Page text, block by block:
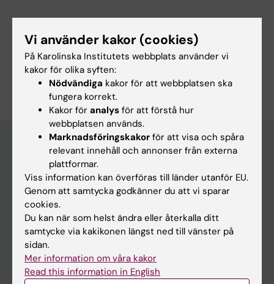
Klinisk laboratoriemedicin
Är du Karl Joel Rasmuson Ryen?
Redigera din profil
Huvudmeny
Utbildning
Forskarutbildning
Forskning
Om KI
Vi använder kakor (cookies)
På Karolinska Institutets webbplats använder vi
kakor för olika syften:
Nödvändiga kakor för att webbplatsen ska
fungera korrekt.
Kakor för analys för att förstå hur
webbplatsen används.
Marknadsföringskakor för att visa och spåra
relevant innehåll och annonser från externa
plattformar.
Viss information kan överföras till länder utanför EU.
Genom att samtycka godkänner du att vi sparar
cookies.
Du kan när som helst ändra eller återkalla ditt
samtycke via kakikonen längst ned till vänster på
sidan.
Mer information om våra kakor
Read this information in English